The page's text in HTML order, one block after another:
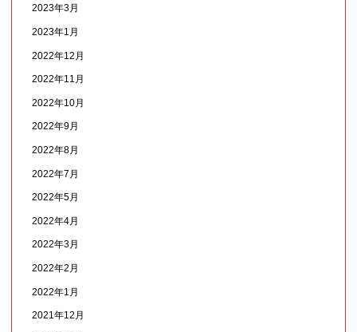
2023年3月
2023年1月
2022年12月
2022年11月
2022年10月
2022年9月
2022年8月
2022年7月
2022年5月
2022年4月
2022年3月
2022年2月
2022年1月
2021年12月